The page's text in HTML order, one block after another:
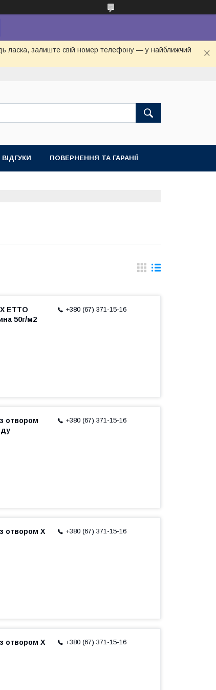
ласка, залиште свій номер телефону — у найближчий
ВІДГУКИ ПОВЕРНЕННЯ ТА ГАРАНІЇ
+380 (67) 371-15-16
ETTO
50г/м2
+380 (67) 371-15-16
отвором
+380 (67) 371-15-16
отвором X
+380 (67) 371-15-16
отвором X